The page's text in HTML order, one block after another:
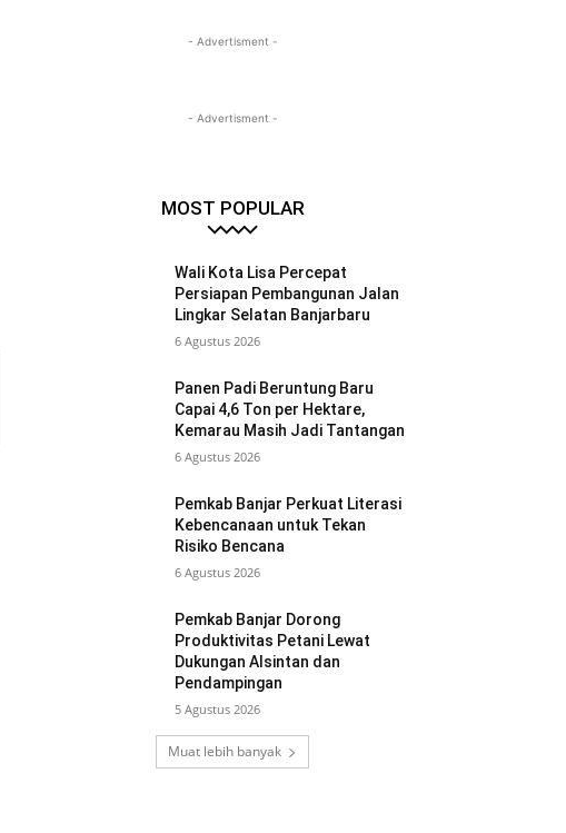
- Advertisment -
- Advertisment -
MOST POPULAR
Wali Kota Lisa Percepat
Persiapan Pembangunan Jalan
Lingkar Selatan Banjarbaru
6 Agustus 2026
Panen Padi Beruntung Baru
Capai 4,6 Ton per Hektare,
Kemarau Masih Jadi Tantangan
6 Agustus 2026
Pemkab Banjar Perkuat Literasi
Kebencanaan untuk Tekan
Risiko Bencana
6 Agustus 2026
Pemkab Banjar Dorong
Produktivitas Petani Lewat
Dukungan Alsintan dan
Pendampingan
5 Agustus 2026
Muat lebih banyak